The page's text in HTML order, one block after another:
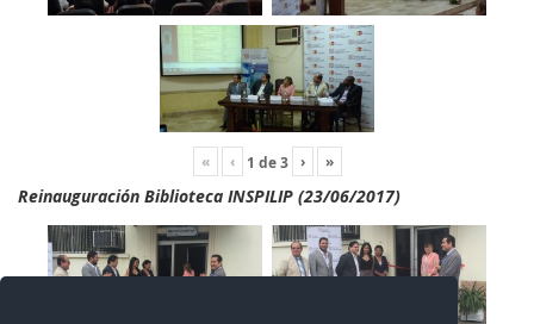
« ‹ 1 de3 › »
Reinauguración Biblioteca INSPILIP (23/06/2017)